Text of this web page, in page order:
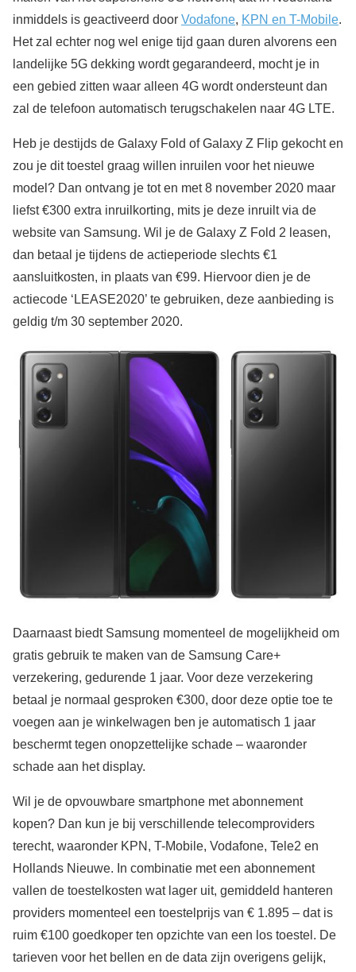
inmiddels is geactiveerd door Vodafone, KPN en T-Mobile.
Het zal echter nog wel enige tijd gaan duren alvorens een
landelijke 5G dekking wordt gegarandeerd, mocht je in
een gebied zitten waar alleen 4G wordt ondersteunt dan
zal de telefoon automatisch terugschakelen naar 4G LTE.
Heb je destijds de Galaxy Fold of Galaxy Z Flip gekocht en
zou je dit toestel graag willen inruilen voor het nieuwe
model? Dan ontvang je tot en met 8 november 2020 maar
liefst €300 extra inruilkorting, mits je deze inruilt via de
website van Samsung. Wil je de Galaxy Z Fold 2 leasen,
dan betaal je tijdens de actieperiode slechts €1
aansluitkosten, in plaats van €99. Hiervoor dien je de
actiecode ‘LEASE2020’ te gebruiken, deze aanbieding is
geldig t/m 30 september 2020.
Daarnaast biedt Samsung momenteel de mogelijkheid om
gratis gebruik te maken van de Samsung Care+
verzekering, gedurende 1 jaar. Voor deze verzekering
betaal je normaal gesproken €300, door deze optie toe te
voegen aan je winkelwagen ben je automatisch 1 jaar
beschermt tegen onopzettelijke schade – waaronder
schade aan het display.
Wil je de opvouwbare smartphone met abonnement
kopen? Dan kun je bij verschillende telecomproviders
terecht, waaronder KPN, T-Mobile, Vodafone, Tele2 en
Hollands Nieuwe. In combinatie met een abonnement
vallen de toestelkosten wat lager uit, gemiddeld hanteren
providers momenteel een toestelprijs van € 1.895 – dat is
ruim €100 goedkoper ten opzichte van een los toestel. De
tarieven voor het bellen en de data zijn overigens gelijk,